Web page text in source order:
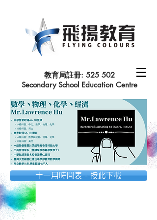
教育局註冊: 525 502
Secondary School Education Centre
十一月時間表 - 按此下載